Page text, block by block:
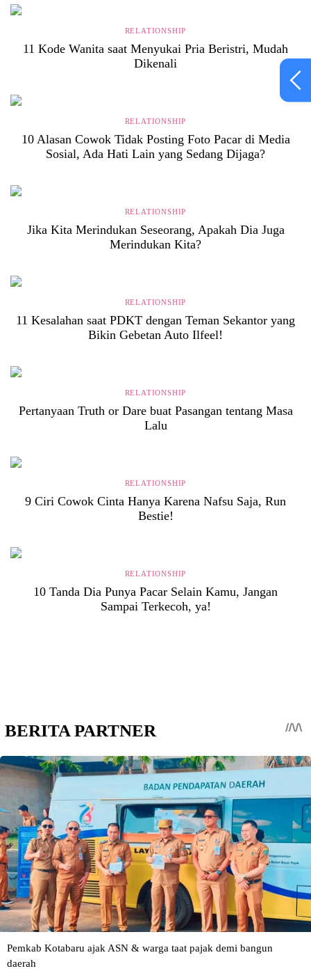
RELATIONSHIP
11 Kode Wanita saat Menyukai Pria Beristri, Mudah
Dikenali
RELATIONSHIP
10 Alasan Cowok Tidak Posting Foto Pacar di Media
Sosial, Ada Hati Lain yang Sedang Dijaga?
RELATIONSHIP
Jika Kita Merindukan Seseorang, Apakah Dia Juga
Merindukan Kita?
RELATIONSHIP
11 Kesalahan saat PDKT dengan Teman Sekantor yang
Bikin Gebetan Auto Ilfeel!
RELATIONSHIP
Pertanyaan Truth or Dare buat Pasangan tentang Masa
Lalu
RELATIONSHIP
9 Ciri Cowok Cinta Hanya Karena Nafsu Saja, Run
Bestie!
RELATIONSHIP
10 Tanda Dia Punya Pacar Selain Kamu, Jangan
Sampai Terkecoh, ya!